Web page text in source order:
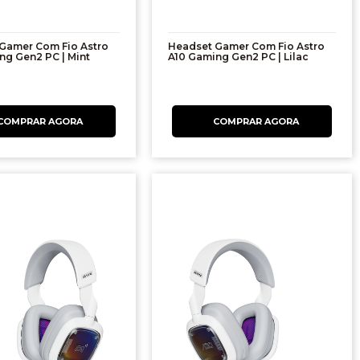
Com Fio Astro
Gen2 PC | Mint
Headset Gamer Com Fio Astro
A10 Gaming Gen2 PC | Lilac